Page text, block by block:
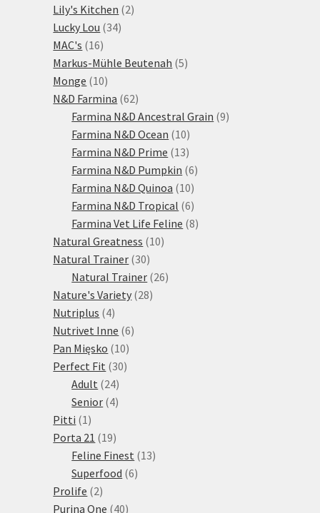
Lily's Kitchen 22
Lucky Lou 3434
MAC's 1616
produktů
Markus-Mühle Beutenah 55
Monge 1010
produktů
N&D Farmina 6262
produktů
Farmina N&D Ancestral Grain 99
Farmina N&D Ocean 1010
produktů
Farmina N&D Prime 1313
produktů
Farmina N&D Pumpkin 66
Farmina N&D Quinoa 1010
produktů
Farmina N&D Tropical 66
produktů
Farmina Vet Life Feline 88
Natural Greatness 1010
Natural Trainer 3030
produktů
Natural Trainer 2626
Nature's Variety 2828
Nutriplus 44
produkty
Nutrivet Inne 66
Pan Mięsko 1010
produktů
Perfect Fit 3030
Adult 2424
produktů
Senior 44
Pitti 1 1
produkt
Porta 21 1919
produktů
Feline Finest 1313
Superfood 66
Prolife 22
produkty
Purina One 4040